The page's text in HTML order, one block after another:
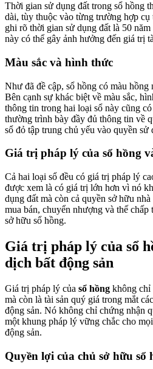
Thời gian sử dụng đất trong sổ hồng
dài, tùy thuộc vào từng trường hợp
ghi rõ thời gian sử dụng đất là 50
này có thể gây ảnh hưởng đến giá trị
Màu sắc và hình thức
Như đã đề cập, sổ hồng có màu hồng
Bên cạnh sự khác biệt về màu sắc,
thông tin trong hai loại sổ này cũng
thường trình bày đầy đủ thông tin về
sổ đỏ tập trung chủ yếu vào quyền sử
Giá trị pháp lý của sổ hồng
Cả hai loại sổ đều có giá trị pháp lý
được xem là có giá trị lớn hơn vì nó
dụng đất mà còn cả quyền sở hữu
mua bán, chuyển nhượng và thế chấp
sở hữu sổ hồng.
Giá trị pháp lý của sổ
dịch bất động sản
Giá trị pháp lý của sổ hồng không chỉ
mà còn là tài sản quý giá trong mắt
động sản. Nó không chỉ chứng nhận
một khung pháp lý vững chắc cho
động sản.
Quyền lợi của chủ sở hữu sổ